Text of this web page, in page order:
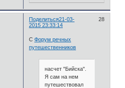
Поделиться 28
21-03-
2015 23:33:14
СФорум речных
путешественников
насчет "Бийска".
Я сам на нем
путешествовал